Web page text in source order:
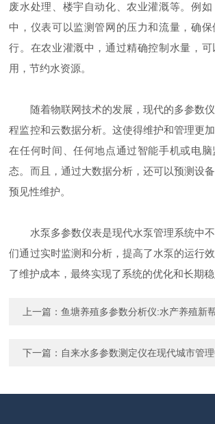
废水处理、楼宇自动化、农业灌溉等。例
中，仪表可以监测管网的压力和流量，确
行。在农业灌溉中，通过精确控制水量，
用，节约水资源。
随着物联网技术的发展，现代的多参数仪
程监控和云数据分析。这使得维护和管理更
在任何时间、任何地点通过智能手机或电
态。而且，通过大数据分析，还可以预测设
预见性维护。
水泵多参数仪表是现代水泵管理系统中不
们通过实时监测和分析，提高了水泵的运行
了维护成本，最终实现了系统的优化和长期稳
上一篇：鱼塘养殖多参数分析仪:水产养殖新
下一篇： 自来水多参数测定仪在现代城市管